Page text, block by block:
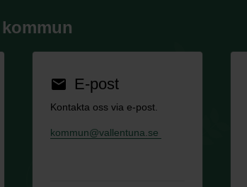
email E-post
Kontakta oss via e-post.
kommun@vallentuna.se